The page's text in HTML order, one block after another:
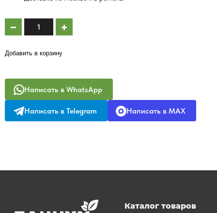
Добавить в корзину
Написать в WhatsApp
Написать в Telegram Написать в MAX
Каталог товаров